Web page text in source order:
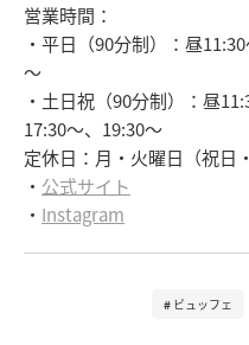
営業時間：
・平日（90分制）：昼
～
・土日祝（90分制）：昼
17:30～、19:30～
定休日：月・火曜日（祝日
・ 公式サイト
・ Instagram
ビュッフェ